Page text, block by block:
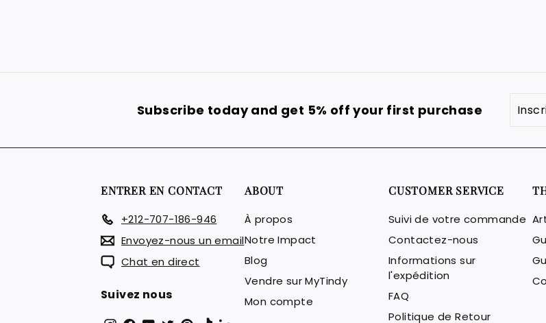
Subscribe today and get 5% off your first purchase
vous
notre
ENTRER EN CONTACT
+212-707-186-946
Envoyez-nous un email
Chat en direct
Suivez nous
ABOUT
À propos
Notre Impact
Blog
Vendre sur MyTindy
Mon compte
CUSTOMER SERVICE
Suivi de votre commande
Contactez-nous
Informations sur
l'expédition
FAQ
Politique de Retour